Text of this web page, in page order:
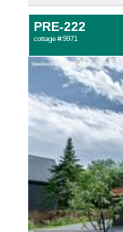
PRE-222
cottage #:9971